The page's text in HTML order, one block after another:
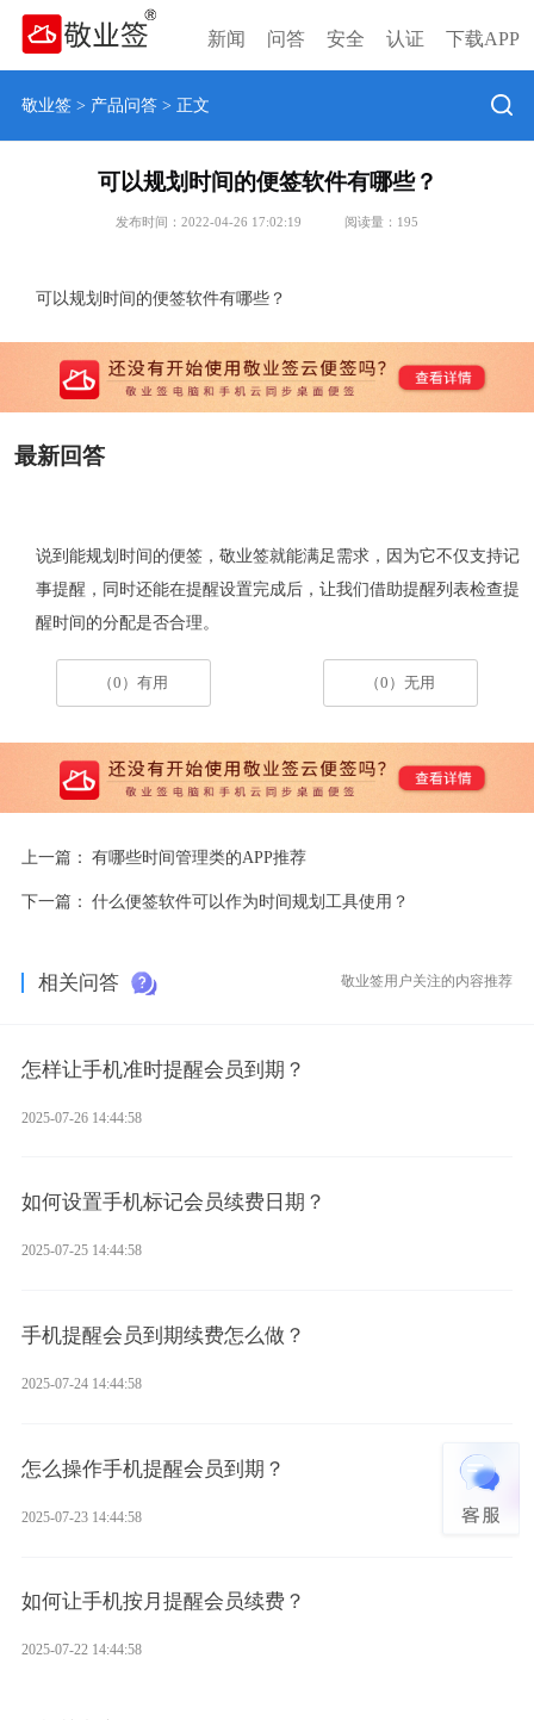
新闻 问答 安全 认证 下载APP
敬业签> 产品问答> 正文
可以规划时间的便签软件有哪些？
发布时间：2022-04-26 17:02:19 阅读量： 195
可以规划时间的便签软件有哪些？
最新回答
说到能规划时间的便签，敬业签就能满足需求，因为它不仅支持记
事提醒，同时还能在提醒设置完成后，让我们借助提醒列表检查提
醒时间的分配是否合理。
（0）有用 （0）无用
上一篇： 有哪些时间管理类的APP推荐
下一篇： 什么便签软件可以作为时间规划工具使用？
相关问答 敬业签用户关注的内容推荐
怎样让手机准时提醒会员到期？
2025-07-26 14:44:58
如何设置手机标记会员续费日期？
2025-07-25 14:44:58
手机提醒会员到期续费怎么做？
2025-07-24 14:44:58
怎么操作手机提醒会员到期？
2025-07-23 14:44:58
如何让手机按月提醒会员续费？
2025-07-22 14:44:58